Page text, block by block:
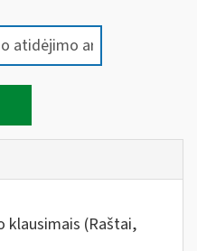
klausimais (Raštai,